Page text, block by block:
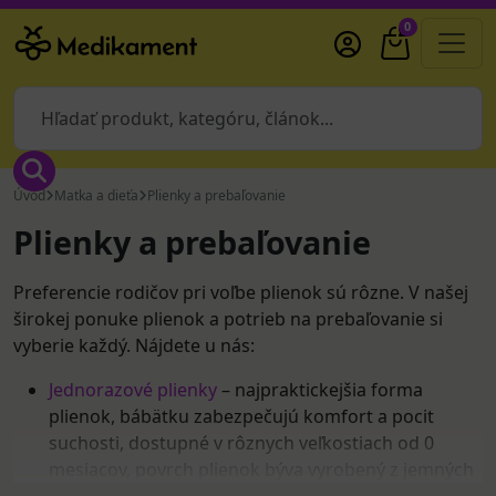
0
Úvod Matka a dieťa Plienky a prebaľovanie
Plienky a prebaľovanie
Preferencie rodičov pri voľbe plienok sú rôzne. V našej
širokej ponuke plienok a potrieb na prebaľovanie si
vyberie každý. Nájdete u nás:
Jednorazové plienky – najpraktickejšia forma
plienok, bábätku zabezpečujú komfort a pocit
suchosti, dostupné v rôznych veľkostiach od 0